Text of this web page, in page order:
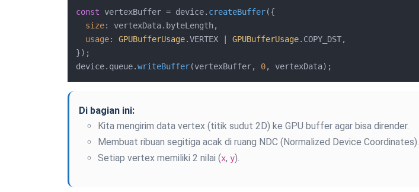
const vertexBuffer = device. createBuffer({
size: vertexData. byteLength,
usage: GPUBufferUsage.VERTEX GPUBufferUsage. COPY_DST,
});
device. queue.writeBuffer(vertexBuffer, 0, vertexData);
Di bagian ini:
Kita mengirim data vertex (titik sudut 2D) ke GPU buffer agar bisa dirender.
Membuat ribuan segitiga acak di ruang NDC (Normalized Device Coordinates).
Setiap vertex memiliki 2 nilai (x, y).